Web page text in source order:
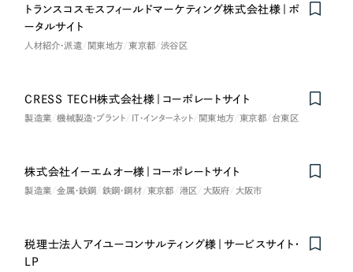
トランスコスモスフィールドマーケティング株式会社様｜ポ
ータルサイト
人材紹介・派遣 関東地方 東京都 渋谷区
CRESS TECH株式会社様｜コーポレートサイト
製造業 機械製造・プラント IT・インターネット 関東地方 東京都 台東区
株式会社イーエムオー様｜コーポレートサイト
製造業 金属・鉄鋼 鉄鋼・鋼材 東京都 港区 大阪府 大阪市
税理士法人アイユーコンサルティング様｜サービスサイト・
LP